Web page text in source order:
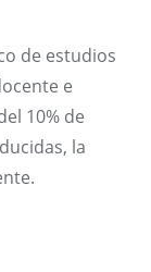
de estudios
e
10% de
la